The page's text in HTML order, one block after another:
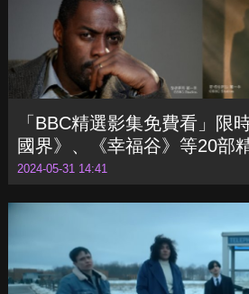
「BBC精選影集免費看」限
國界》、《幸福谷》等20部
2024-05-31 14:41